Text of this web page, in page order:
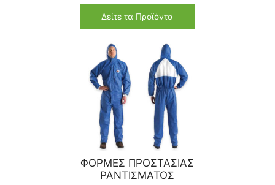
Δείτε τα Προϊόντα
ΦΟΡΜΕΣ ΠΡΟΣΤΑΣΙΑΣ
ΡΑΝΤΙΣΜΑΤΟΣ